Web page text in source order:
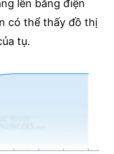
lên bằng điện
có thể thấy đồ thị
tụ.